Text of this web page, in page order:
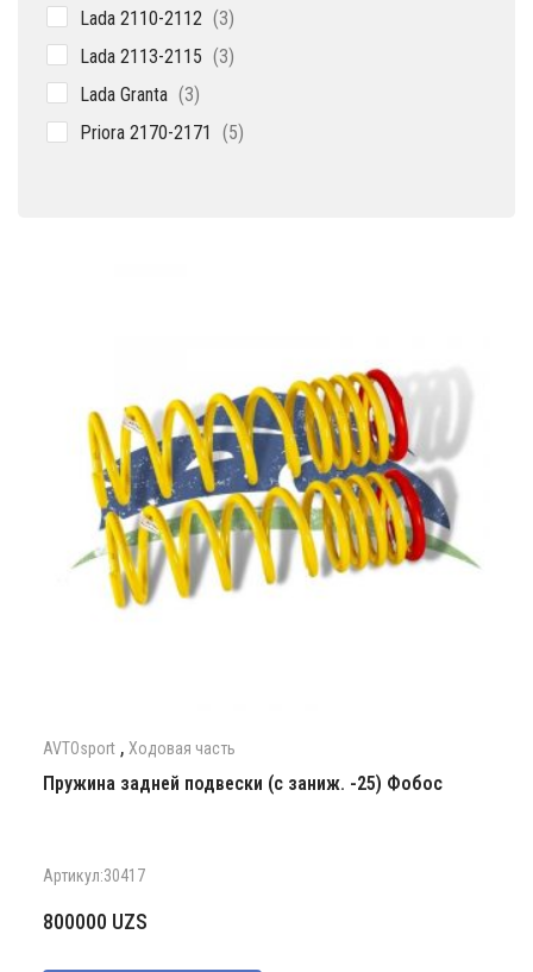
Lada 2110-2112 33
Lada 2113-2115 33
Lada Granta 33
Priora 2170-2171 55
AVTOsport , Ходовая часть
Пружина задней подвески (с заниж. -25) Фобос
Артикул:30417
800000 UZS